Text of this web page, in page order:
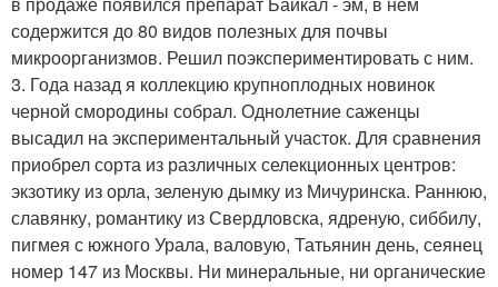
содержится до 80 видов полезных для почвы
микроорганизмов. Решил поэкспериментировать с ним.
3. Года назад я коллекцию крупноплодных новинок
черной смородины собрал. Однолетние саженцы
высадил на экспериментальный участок. Для сравнения
приобрел сорта из различных селекционных центров:
экзотику из орла, зеленую дымку из Мичуринска. Раннюю,
славянку, романтику из Свердловска, ядреную, сиббилу,
пигмея с южного Урала, валовую, Татьянин день, сеянец
номер 147 из Москвы. Ни минеральные, ни органические